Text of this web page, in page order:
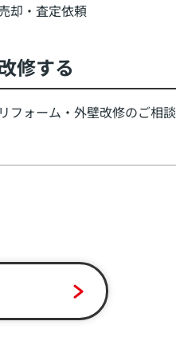
却・査定依頼
修する
リフォーム・外壁改修のご相談